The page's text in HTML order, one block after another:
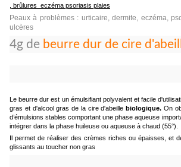
, brûlures eczéma psoriasis plaies
Peaux à problèmes : urticaire, dermite, eczéma,
ulcères
4g de beurre dur de cire
Le beurre dur est un émulsifiant polyvalent et facile
gras et d'alcool gras de la cire d'abeille biologique. On
d’émulsions stables comportant une phase aqueuse
intégrer dans la phase huileuse ou aqueuse à chaud (55°).
Il permet de réaliser des crèmes riches ou épaisses, et
glissants au toucher non gras